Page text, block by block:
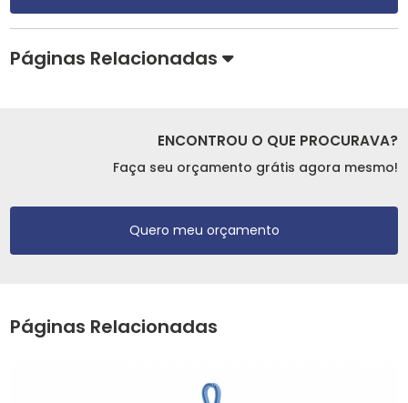
Páginas Relacionadas
ENCONTROU O QUE PROCURAVA?
Faça seu orçamento grátis agora mesmo!
Quero meu orçamento
Páginas Relacionadas